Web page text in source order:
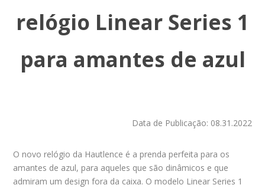
relógio Linear Series 1
para amantes de azul
Data de Publicação: 08.31.2022
O novo relógio da Hautlence é a prenda perfeita para os
amantes de azul, para aqueles que são dinâmicos e que
admiram um design fora da caixa. O modelo Linear Series 1